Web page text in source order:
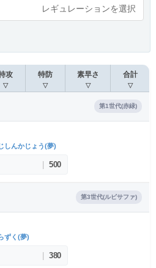
レギュレーションを選択
攻
▽
特防
▽
素早さ
▽
合計
▽
第1世代(赤緑)
しんかじょう(夢)
| 500
第3世代(ルビサファ)
ずく(夢)
| 380